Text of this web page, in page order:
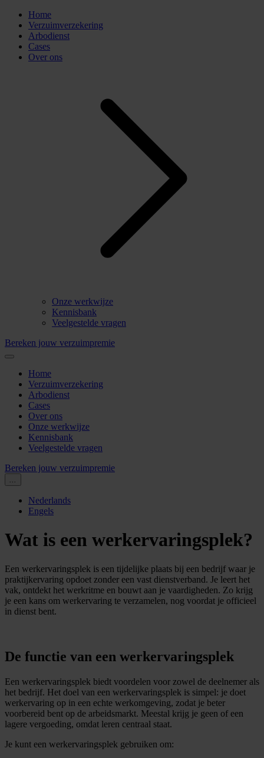
Home
Verzuimverzekering
Arbodienst
Cases
Over ons
Onze werkwijze
Kennisbank
Veelgestelde vragen
Bereken jouw verzuimpremie
Home
Verzuimverzekering
Arbodienst
Cases
Over ons
Onze werkwijze
Kennisbank
Veelgestelde vragen
Bereken jouw verzuimpremie
...
Nederlands
Engels
Wat is een werkervaringsplek?
Een werkervaringsplek is een tijdelijke plaats bij een bedrijf waar je
praktijkervaring opdoet zonder een vast dienstverband. Je leert het
vak, ontdekt het werkritme en bouwt aan je vaardigheden. Zo krijg
je een kans om werkervaring te verzamelen, nog voordat je officieel
in dienst bent.
De functie van een werkervaringsplek
Een werkervaringsplek biedt voordelen voor zowel de deelnemer als
het bedrijf. Het doel van een werkervaringsplek is simpel: je doet
werkervaring op in een echte werkomgeving, zodat je beter
voorbereid bent op de arbeidsmarkt. Meestal krijg je geen of een
lagere vergoeding, omdat leren centraal staat.
Je kunt een werkervaringsplek gebruiken om: